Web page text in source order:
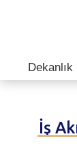
Dekanlık
İş